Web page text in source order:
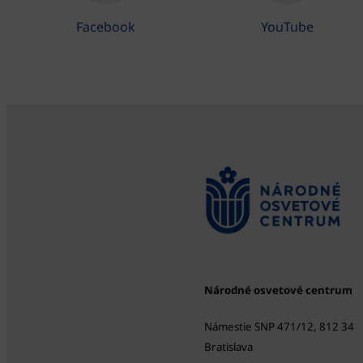
Facebook YouTube
Národné osvetové centrum
Námestie SNP 471/12, 812 34
Bratislava